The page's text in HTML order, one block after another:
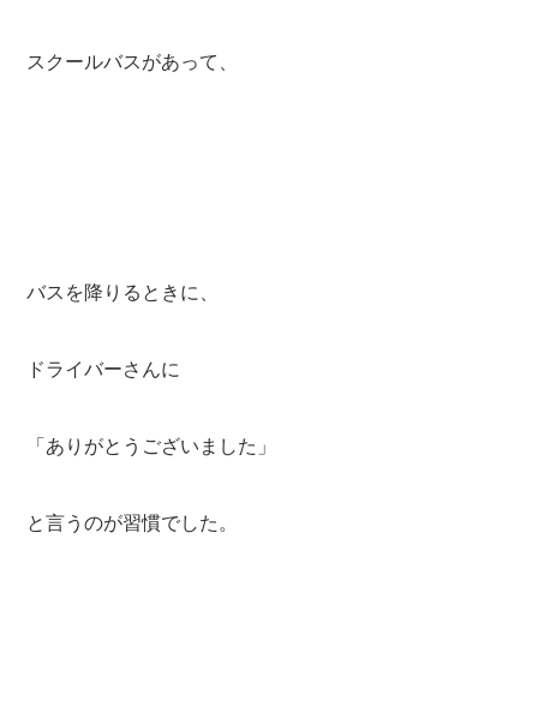
スクールバスがあって、
バスを降りるときに、
ドライバーさんに
「ありがとうございました」
と言うのが習慣でした。